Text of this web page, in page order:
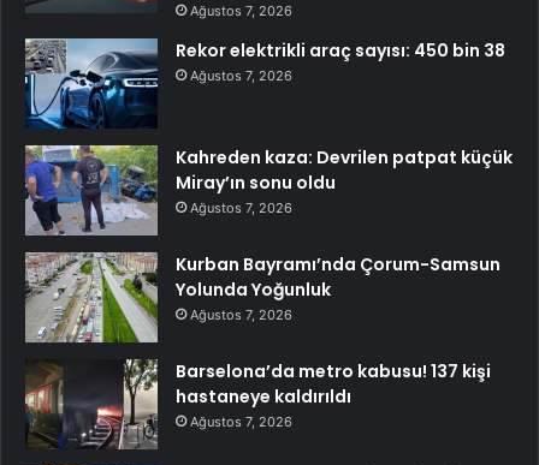
Ağustos 7, 2026
Rekor elektrikli araç sayısı: 450 bin 38
Ağustos 7, 2026
Kahreden kaza: Devrilen patpat küçük
Miray’ın sonu oldu
Ağustos 7, 2026
Kurban Bayramı’nda Çorum-Samsun
Yolunda Yoğunluk
Ağustos 7, 2026
Barselona’da metro kabusu! 137 kişi
hastaneye kaldırıldı
Ağustos 7, 2026